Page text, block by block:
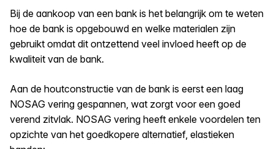
Bij de aankoop van een bank is het belangrijk om te weten
hoe de bank is opgebouwd en welke materialen zijn
gebruikt omdat dit ontzettend veel invloed heeft op de
kwaliteit van de bank.
Aan de houtconstructie van de bank is eerst een laag
NOSAG vering gespannen, wat zorgt voor een goed
verend zitvlak. NOSAG vering heeft enkele voordelen ten
opzichte van het goedkopere alternatief, elastieken